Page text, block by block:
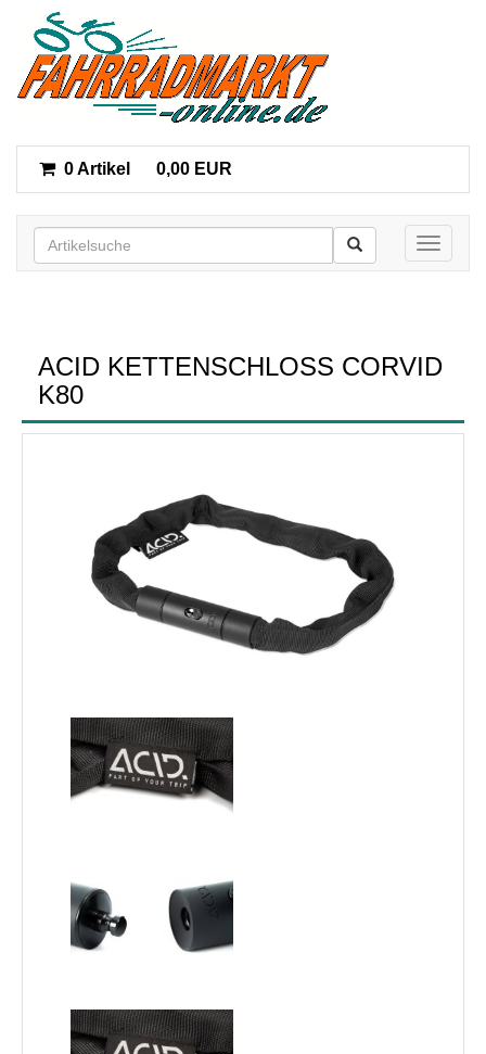
0 Artikel 0,00 EUR
Toggle
ACID KETTENSCHLOSS CORVID
K80